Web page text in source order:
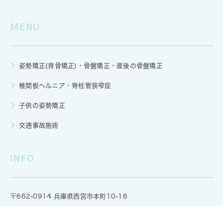
MENU
姿勢矯正(背骨矯正)・骨盤矯正・産後の骨盤矯正
椎間板ヘルニア・脊柱管狭窄症
子供の姿勢矯正
交通事故施術
INFO
〒662-0914 兵庫県西宮市本町10-16